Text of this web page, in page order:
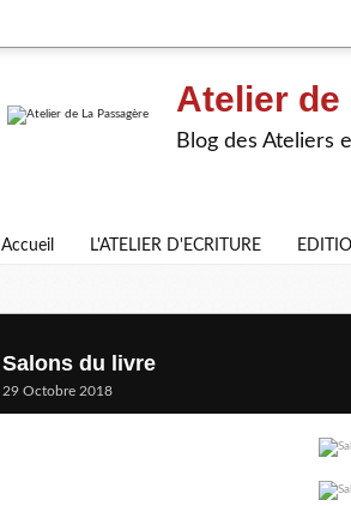
Atelier de
Blog des Ateliers
Accueil L'ATELIER D'ECRITURE
Salons du livre
29 Octobre 2018